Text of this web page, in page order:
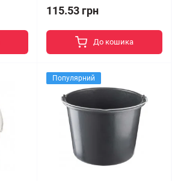
115.53 грн
До кошика
Популярний